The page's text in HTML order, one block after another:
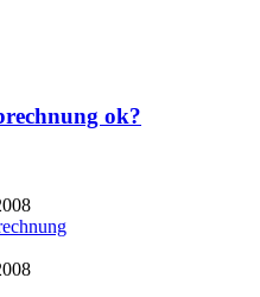
ok?